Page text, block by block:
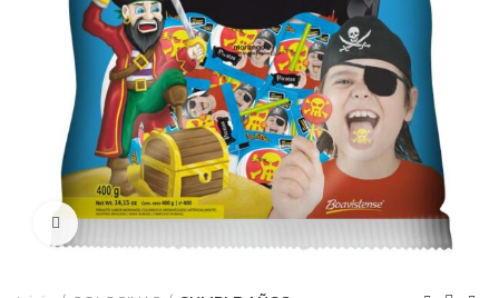
Click to enlarge